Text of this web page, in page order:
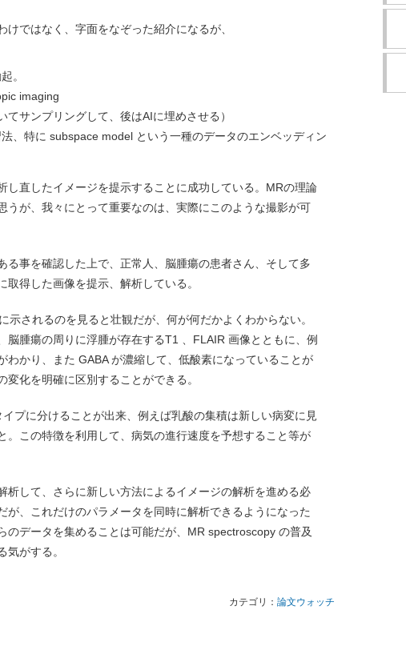
ではなく、字面をなぞった紹介になるが、
。
imaging
サンプリングして、後はAIに埋めさせる）
、特に subspace model という一種のデータのエンベッディン
し直したイメージを提示することに成功している。MRの理論
うが、我々にとって重要なのは、実際にこのような撮影が可
る事を確認した上で、正常人、脳腫瘍の患者さん、そして多
得した画像を提示、解析している。
示されるのを見ると壮観だが、何が何だかよくわからない。
脳腫瘍の周りに浮腫が存在するT1 、FLAIR 画像とともに、例
わかり、また GABA が濃縮して、低酸素になっていることが
化を明確に区別することができる。
プに分けることが出来、例えば乳酸の集積は新しい病変に見
。この特徴を利用して、病気の進行速度を予想すること等が
析して、さらに新しい方法によるイメージの解析を進める必
が、これだけのパラメータを同時に解析できるようになった
のデータを集めることは可能だが、MR spectroscopy の普及
がする。
カテゴリ： 論文ウォッチ